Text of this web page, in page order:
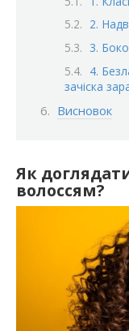
2.
3.
4.
зачіска
Висновок
Як
волоссям?